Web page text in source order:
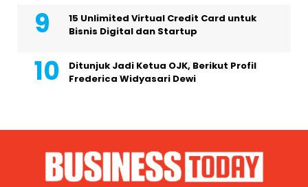
15 Unlimited Virtual Credit Card untuk
Bisnis Digital dan Startup
Ditunjuk Jadi Ketua OJK, Berikut Profil
Frederica Widyasari Dewi